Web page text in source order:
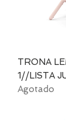
TRONA
1//LISTA
Agotado